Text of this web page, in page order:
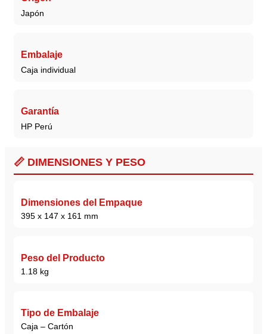
Japón
Embalaje
Caja individual
Garantía
HP Perú
📏 DIMENSIONES Y PESO
Dimensiones del Empaque
395 x 147 x 161 mm
Peso del Producto
1.18 kg
Tipo de Embalaje
Caja – Cartón